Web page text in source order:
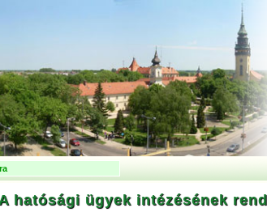
hatósági ügyek intézésének